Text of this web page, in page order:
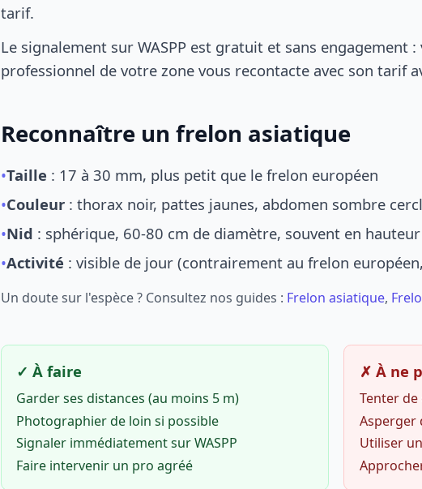
tarif.
Le signalement sur WASPP est gratuit et sans engagement
professionnel de votre zone vous recontacte avec son tarif
Reconnaître un frelon asiatique
•Taille : 17 à 30 mm, plus petit que le frelon européen
•Couleur : thorax noir, pattes jaunes, abdomen sombre
•Nid : sphérique, 60-80 cm de diamètre, souvent en
•Activité : visible de jour (contrairement au frelon
Un doute sur l'espèce ? Consultez nos guides : Frelon asiatique,
✓ À faire
Garder ses distances (au moins 5 m)
Photographier de loin si possible
Signaler immédiatement sur WASPP
Faire intervenir un pro agréé
✗ À ne
Tenter
Asperger
Utiliser